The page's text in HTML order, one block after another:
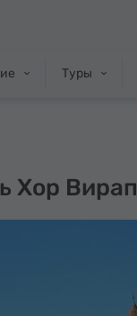
Туры
Хор Вирап